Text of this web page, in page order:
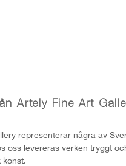
Artely Fine Art
representerar några av
oss levereras verken tryggt
konst.